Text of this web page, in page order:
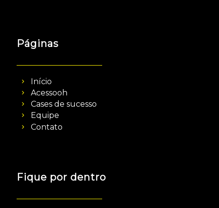
Páginas
Início
Acessooh
Cases de sucesso
Equipe
Contato
Fique por dentro